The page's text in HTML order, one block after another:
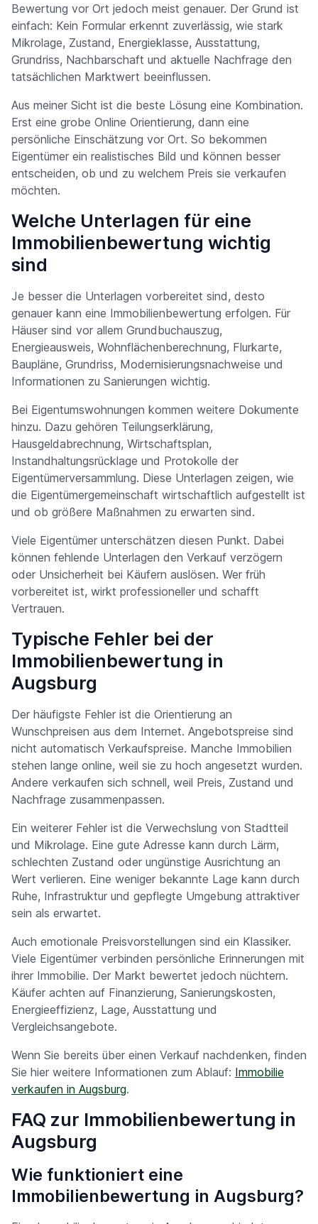
Bewertung vor Ort jedoch meist genauer. Der Grund ist
einfach: Kein Formular erkennt zuverlässig, wie stark
Mikrolage, Zustand, Energieklasse, Ausstattung,
Grundriss, Nachbarschaft und aktuelle Nachfrage den
tatsächlichen Marktwert beeinflussen.
Aus meiner Sicht ist die beste Lösung eine Kombination.
Erst eine grobe Online Orientierung, dann eine
persönliche Einschätzung vor Ort. So bekommen
Eigentümer ein realistisches Bild und können besser
entscheiden, ob und zu welchem Preis sie verkaufen
möchten.
Welche Unterlagen für eine
Immobilienbewertung wichtig
sind
Je besser die Unterlagen vorbereitet sind, desto
genauer kann eine Immobilienbewertung erfolgen. Für
Häuser sind vor allem Grundbuchauszug,
Energieausweis, Wohnflächenberechnung, Flurkarte,
Baupläne, Grundriss, Modernisierungsnachweise und
Informationen zu Sanierungen wichtig.
Bei Eigentumswohnungen kommen weitere Dokumente
hinzu. Dazu gehören Teilungserklärung,
Hausgeldabrechnung, Wirtschaftsplan,
Instandhaltungsrücklage und Protokolle der
Eigentümerversammlung. Diese Unterlagen zeigen, wie
die Eigentümergemeinschaft wirtschaftlich aufgestellt ist
und ob größere Maßnahmen zu erwarten sind.
Viele Eigentümer unterschätzen diesen Punkt. Dabei
können fehlende Unterlagen den Verkauf verzögern
oder Unsicherheit bei Käufern auslösen. Wer früh
vorbereitet ist, wirkt professioneller und schafft
Vertrauen.
Typische Fehler bei der
Immobilienbewertung in
Augsburg
Der häufigste Fehler ist die Orientierung an
Wunschpreisen aus dem Internet. Angebotspreise sind
nicht automatisch Verkaufspreise. Manche Immobilien
stehen lange online, weil sie zu hoch angesetzt wurden.
Andere verkaufen sich schnell, weil Preis, Zustand und
Nachfrage zusammenpassen.
Ein weiterer Fehler ist die Verwechslung von Stadtteil
und Mikrolage. Eine gute Adresse kann durch Lärm,
schlechten Zustand oder ungünstige Ausrichtung an
Wert verlieren. Eine weniger bekannte Lage kann durch
Ruhe, Infrastruktur und gepflegte Umgebung attraktiver
sein als erwartet.
Auch emotionale Preisvorstellungen sind ein Klassiker.
Viele Eigentümer verbinden persönliche Erinnerungen mit
ihrer Immobilie. Der Markt bewertet jedoch nüchtern.
Käufer achten auf Finanzierung, Sanierungskosten,
Energieeffizienz, Lage, Ausstattung und
Vergleichsangebote.
Wenn Sie bereits über einen Verkauf nachdenken, finden
Sie hier weitere Informationen zum Ablauf: Immobilie
verkaufen in Augsburg.
FAQ zur Immobilienbewertung in
Augsburg
Wie funktioniert eine
Immobilienbewertung in Augsburg?